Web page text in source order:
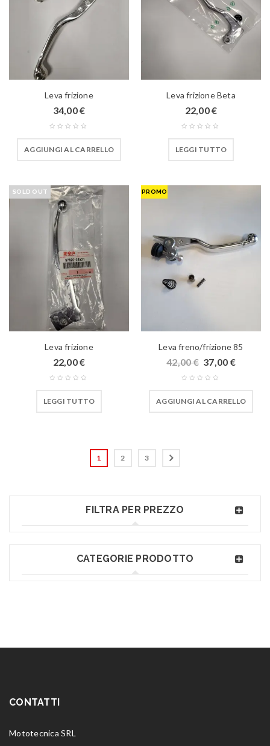
Leva frizione
34,00€
AGGIUNGI AL CARRELLO
Leva frizione Beta
22,00€
LEGGI TUTTO
SOLD OUT
Leva frizione
22,00€
LEGGI TUTTO
PROMO
Leva freno/frizione 85
42,00€ 37,00 €
AGGIUNGI AL CARRELLO
1 2 3
FILTRA PER PREZZO
CATEGORIE PRODOTTO
CONTATTI
Mototecnica SRL